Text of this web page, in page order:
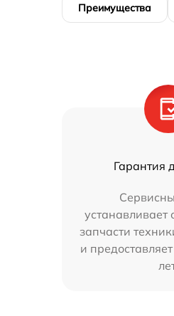
Преимущества
Гарантия
устанавливает
запчасти
и